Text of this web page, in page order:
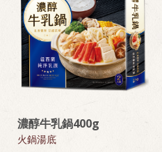
濃醇牛乳鍋400g
火鍋湯底